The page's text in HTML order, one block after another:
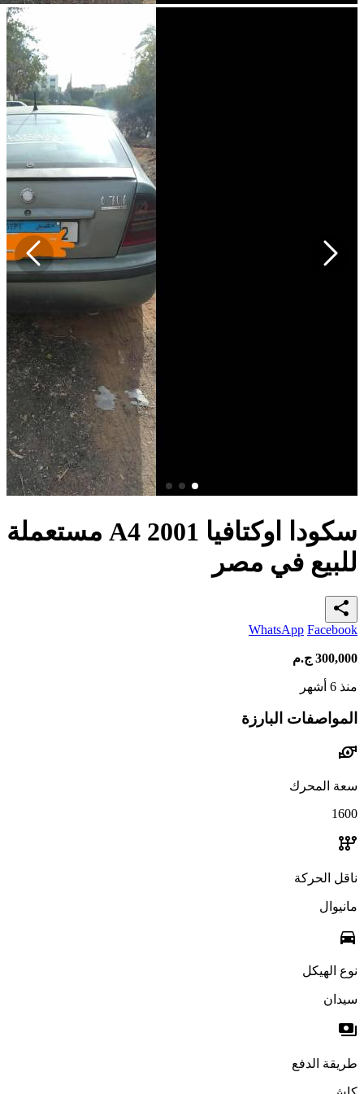
سكودا اوكتافيا A4 2001 مستعملة
للبيع في مصر
share
WhatsApp Facebook
300,000 ج.م
منذ 6 أشهر
المواصفات البارزة
water_pump
سعة المحرك
1600
auto_transmission
ناقل الحركة
مانيوال
directions_car
نوع الهيكل
سيدان
payments
طريقة الدفع